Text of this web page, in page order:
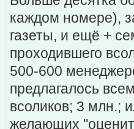
каждом номере),
газеты, и ещё +
проходившего
500-600
предлагалось
всоликов; 3 млн.;
желающих